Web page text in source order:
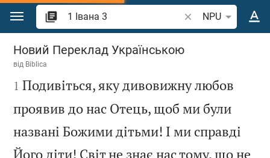
Перейти до вмісту
Шукати біблійний
NPU
1 Івана 3
Новий Переклад Українською
від Biblica

1 Подивіться, яку дивовижну любов
проявив до нас Отець, щоб ми були
названі Божими дітьми! І ми справді
Його діти! Світ не знає нас тому, що не